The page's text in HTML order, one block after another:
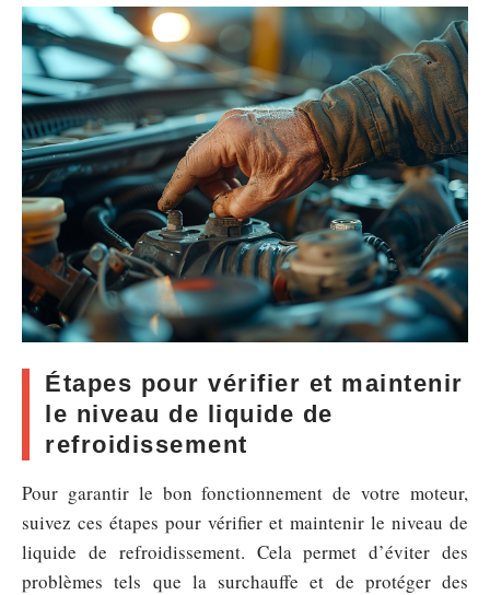
Étapes pour vérifier et maintenir
le niveau de liquide de
refroidissement
Pour garantir le bon fonctionnement de votre moteur,
suivez ces étapes pour vérifier et maintenir le niveau de
liquide de refroidissement. Cela permet d’éviter des
problèmes tels que la surchauffe et de protéger des